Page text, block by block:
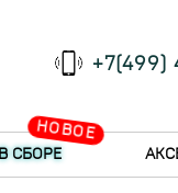
+7(499)
НОВОЕ
СБОРЕ